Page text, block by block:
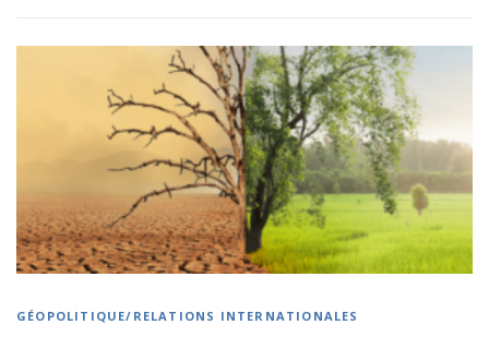
GÉOPOLITIQUE/RELATIONS INTERNATIONALES